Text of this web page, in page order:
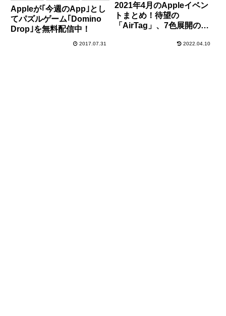
Appleが｢今週のApp｣とし
てパズルゲーム｢Domino
Drop｣を無料配信中！
2017.07.31
2021年4月のAppleイベン
トまとめ！待望の
「AirTag」、7色展開の
搭載「iPad Pro」など盛り
2022.04.10